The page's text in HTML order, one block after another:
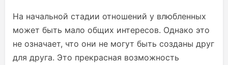
На начальной стадии отношений у влюбленных
может быть мало общих интересов. Однако это
не означает, что они не могут быть созданы друг
для друга. Это прекрасная возможность